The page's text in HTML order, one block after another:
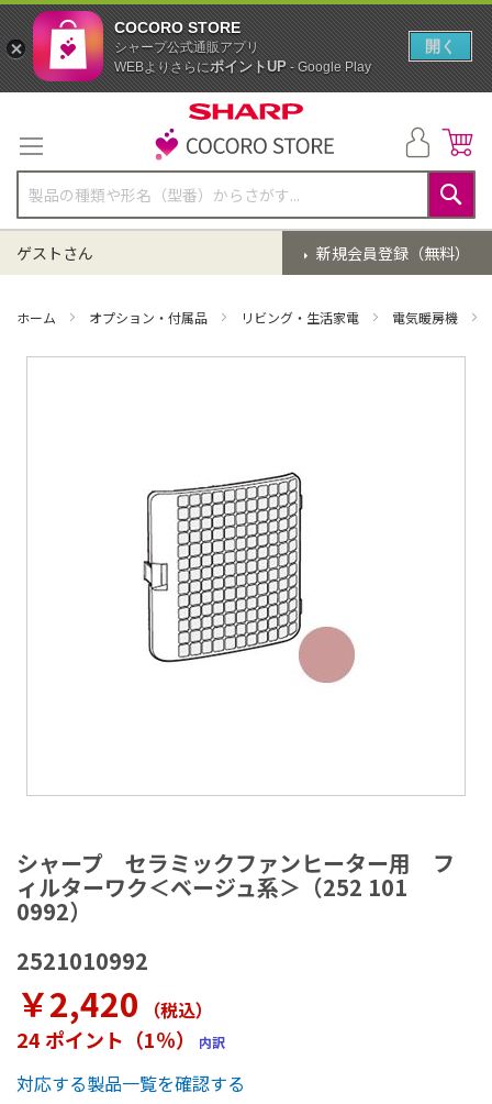
テ
ン
ツ
に
ス
キ
ッ
検
索
新規会員登録（無料）
ゲストさん
ホーム オプション・付属品 リビング・生活家電 電気暖房機
シャープ セラミックファンヒーター用 フ
ィルターワク＜ベージュ系＞（252 101
0992）
2521010992
￥2,420 （税込）
24 ポイント（1％） 内訳
対応する製品一覧を確認する
メ
ー
ジ
ギ
ラ
ー
最
初
に
COCORO STORE
シャープ公式通販アプリ
WEBよりさらにポイントUP- Google Play
開く